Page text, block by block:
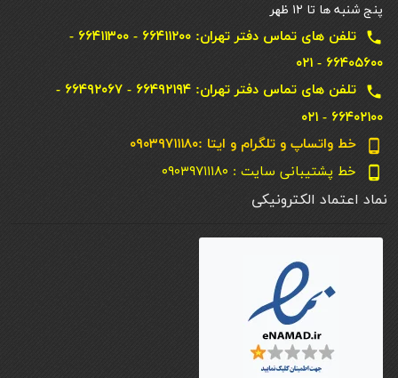
پنج شنبه ها تا ۱۲ ظهر
local_phone
تلفن های تماس دفتر تهران: ۶۶۴۱۱۲۰۰ - ۶۶۴۱۱۳۰۰ -
۶۶۴۰۵۶۰۰ - ۰۲۱
local_phone
تلفن های تماس دفتر تهران: ۶۶۴۹۲۱۹۴ - ۶۶۴۹۲۰۶۷ -
۶۶۴۰۲۱۰۰ - ۰۲۱
phone_android خط واتساپ و تلگرام و ایتا :۰۹۰۳۹۷۱۱۱۸۰
phone_android خط پشتیبانی سایت : ۰۹۰۳۹۷۱۱۱۸۰
نماد اعتماد الکترونیکی